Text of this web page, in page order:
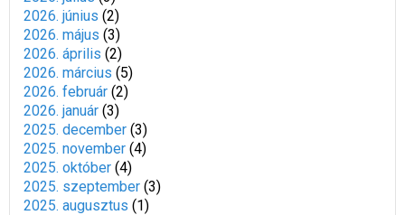
2026. június (2)
2026. május (3)
2026. április (2)
2026. március (5)
2026. február (2)
2026. január (3)
2025. december (3)
2025. november (4)
2025. október (4)
2025. szeptember (3)
2025. augusztus (1)